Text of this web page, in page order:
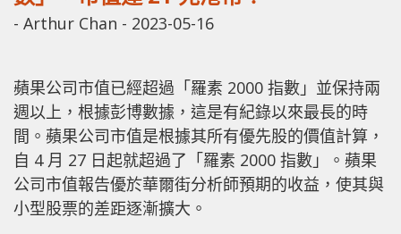
- Arthur Chan - 2023-05-16
蘋果公司市值已經超過「羅素 2000 指數」並保持兩
週以上，根據彭博數據，這是有紀錄以來最長的時
間。蘋果公司市值是根據其所有優先股的價值計算，
自 4 月 27 日起就超過了「羅素 2000 指數」。蘋果
公司市值報告優於華爾街分析師預期的收益，使其與
小型股票的差距逐漸擴大。